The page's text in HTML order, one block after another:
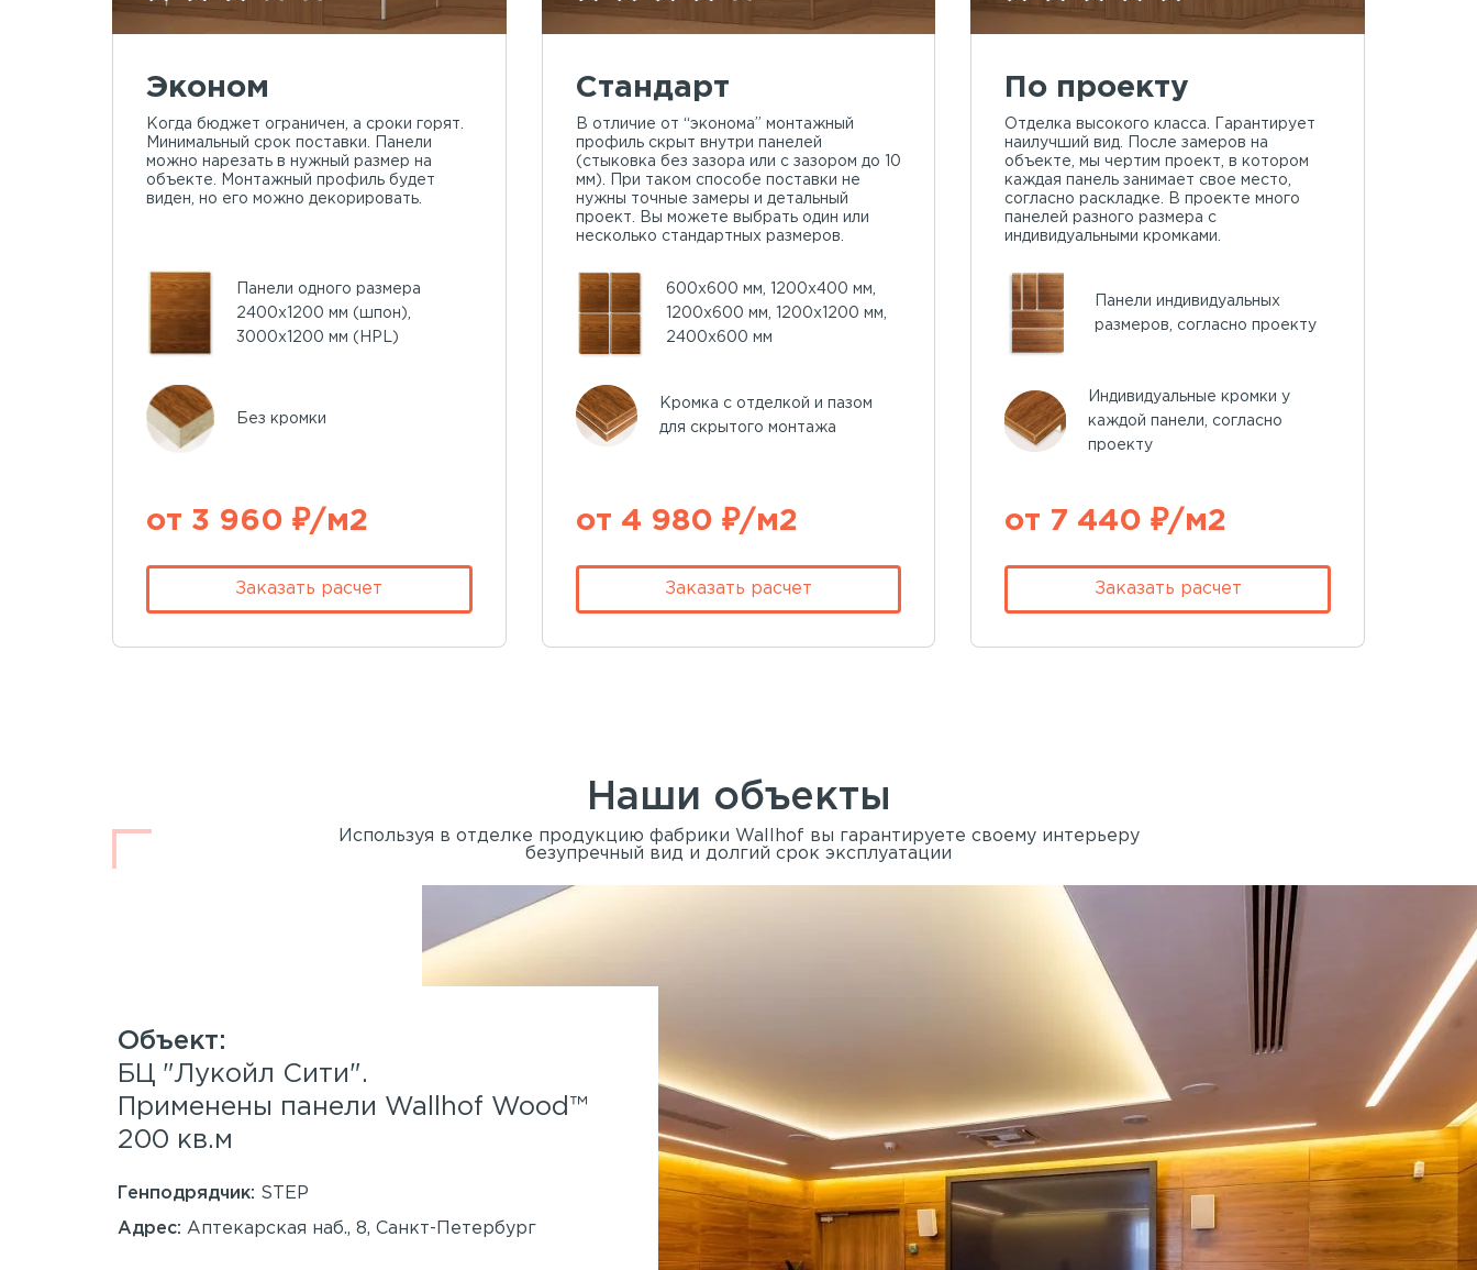
Эконом
Когда бюджет ограничен, а сроки горят.
Минимальный срок поставки. Панели
можно нарезать в нужный размер на
объекте. Монтажный профиль будет
виден, но его можно декорировать.
Панели одного размера
2400х1200 мм (шпон),
3000х1200 мм (HPL)
Без кромки
от 3 960 ₽/м2
Заказать расчет
Стандарт
В отличие от “эконома” монтажный
профиль скрыт внутри панелей
(стыковка без зазора или с зазором до 10
мм). При таком способе поставки не
нужны точные замеры и детальный
проект. Вы можете выбрать один или
несколько стандартных размеров.
600х600 мм, 1200х400 мм,
1200х600 мм, 1200х1200 мм,
2400х600 мм
Кромка с отделкой и пазом
для скрытого монтажа
от 4 980 ₽/м2
Заказать расчет
По проекту
Отделка высокого класса. Гарантирует
наилучший вид. После замеров на
объекте, мы чертим проект, в котором
каждая панель занимает свое место,
согласно раскладке. В проекте много
панелей разного размера с
индивидуальными кромками.
Панели индивидуальных
размеров, согласно проекту
Индивидуальные кромки у
каждой панели, согласно
проекту
от 7 440 ₽/м2
Заказать расчет
Наши объекты
Используя в отделке продукцию фабрики Wallhof вы гарантируете своему интерьеру
безупречный вид и долгий срок эксплуатации
БЦ "Лукойл Сити".
Применены панели Wallhof Wood™
200 кв.м
Генподрядчик: STEP
Адрес: Аптекарская наб., 8, Санкт-Петербург
Spa-отель Parklane.
Применены панели Wallhof Rail
System™
860 кв.м
Генподрядчик:Ленмонтаж
Адрес:Крестовский остров, Рюхина, 9 А, Санкт-
Академия танца Бориса
Применены потолочные
Wallhof Wood™
750 кв.м.
Адрес:ул. Б. Пушкарская, 14, литер
Петербург